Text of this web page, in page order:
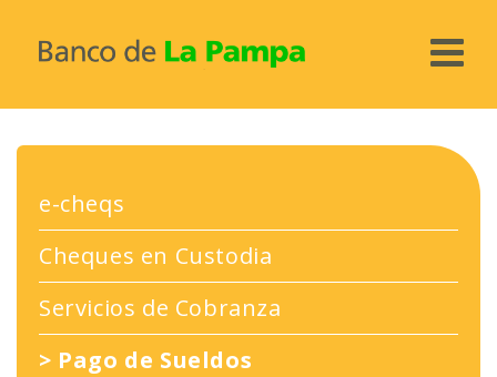
Paquetes y Cuentas
Préstamos
Seguros
Servicios
Home
Cuentas
Tarjetas
Préstamos
AGRO
Home
Cuentas
Caldén Agraria
TURNOS
PROMOCIONES
PAMPA PAGOS
e-cheqs
Cheques en Custodia
Servicios de Cobranza
> Pago de Sueldos